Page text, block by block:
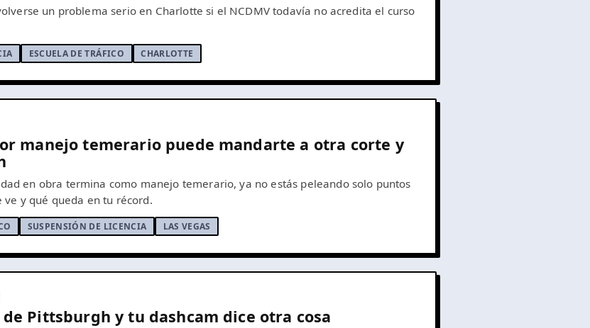
un problema serio en Charlotte si el NCDMV todavía no acredita el curso
ESCUELA DE TRÁFICO CHARLOTTE
manejo temerario puede mandarte a otra corte y
en obra termina como manejo temerario, ya no estás peleando solo puntos
y qué queda en tu récord.
SUSPENSIÓN DE LICENCIA LAS VEGAS
Pittsburgh y tu dashcam dice otra cosa